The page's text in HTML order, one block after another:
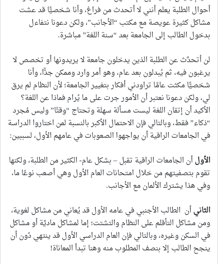
أحوال الطلبة يعلم أنني لا أتحدث من فراغ، وأنا شخصيًّا قد عشت
مشاكل كثيرة عويصة مع مكتب “الأجانب”، ولكن دعونا نتفاءل
بدخول الطالب إلى الجامعة بعد “سنة اللغة” مباشرة.
لن أتحدَّث عن الطلبة الذين يدخلون جامعة لا يريدونها أو تخصص لا
يرغبون فيه، ثم يُبدلون بعد عام، وهو أمر وارد وممكن جدًّا، وأنا
شخصيًّا مكثت عامًا تراودني أفكار بتغيير الجامعة؛ لأن النظام لم يرق
لي، ولكن دعونا نعتبر أن الأمور جرت على ما يُرام فماذا عن اللغة؟
الأكيد أن إتقان اللغة ليست مسألة سهلة وتحتاج “وقتًا” وليس مُجرد
“ذكاء” فقط، وبالتالي فإن الاحتمال الأكبر بالنسبة لمن اختاروا الدراسة
في الجامعات الراقية أن يواجهوا الصعوبات في عامهم الأول، لسببين:
الأولأن الجامعات الراقية تقبل – بشكل عام- الكثير من الطلبة، ولكنها
تقوم بتصفيتهم من خلال امتحانات العام الأول وهي أصعب نوعًا ما،
وفي هذا يشترك الألمان مع الأجانب.
الثانيأن الطالب الأجنبي في عامه الأول قد يُعاني من مشاكل لغوية،
ومن مشاكل التأقلم على النظام والتشتت؛ إما لمشاكل ماديَّة أو مشاكل
في السكن وغيره، وبالتالي فإن العام الدراسي الأول قد ينتهي دُون أن
ينجح الطالب إلا بنصف المطلوب منه وهنا تبدأ المعاناة!